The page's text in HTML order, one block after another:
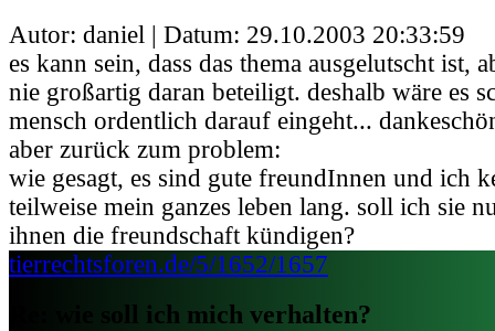
Autor: daniel | Datum: 29.10.2003 20:33:59
es kann sein, dass das thema ausgelutscht ist,
nie großartig daran beteiligt. deshalb wäre es
mensch ordentlich darauf eingeht...
aber zurück zum problem:
wie gesagt, es sind gute freundInnen und ich
teilweise mein ganzes leben lang. soll ich sie
ihnen die freundschaft kündigen?
tierrechtsforen.de/5/1652/1657
Re: wie soll ich mich verhalten?